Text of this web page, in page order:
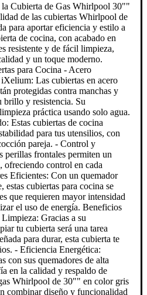
la Cubierta de Gas Whirlpool 30""
de las cubiertas Whirlpool de
para aportar eficiencia y estilo a
de cocina, con acabado en
resistente y de fácil limpieza,
y un toque moderno.
para Cocina - Acero
Las cubiertas en acero
protegidas contra manchas y
brillo y resistencia. Su
práctica usando solo agua.
Estas cubiertas de cocina
para tus utensilios, con
pareja. - Control y
perillas frontales permiten un
ofreciendo control en cada
Eficientes: Con un quemador
estas cubiertas para cocina se
que requieren mayor intensidad
el uso de energía. Beneficios
Gracias a su
tu cubierta será una tarea
para durar, esta cubierta te
- Eficiencia Energética:
con sus quemadores de alta
en la calidad y respaldo de
Whirlpool de 30"" en color gris
combinar diseño y funcionalidad